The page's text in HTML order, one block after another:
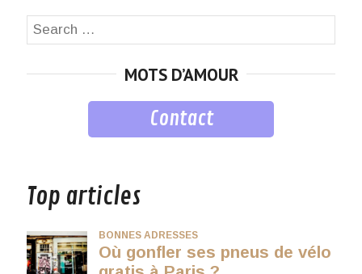
Search
MOTS D’AMOUR
Contact
Top articles